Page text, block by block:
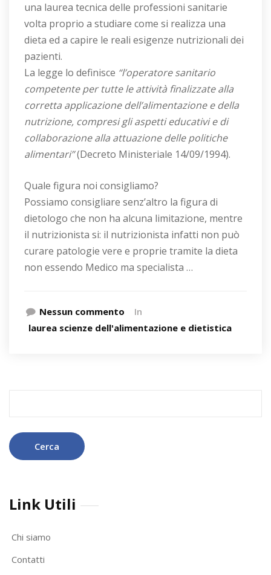
una laurea tecnica delle professioni sanitarie
volta proprio a studiare come si realizza una
dieta ed a capire le reali esigenze nutrizionali dei
pazienti.
La legge lo definisce “l’operatore sanitario
competente per tutte le attività finalizzate alla
corretta applicazione dell’alimentazione e della
nutrizione, compresi gli aspetti educativi e di
collaborazione alla attuazione delle politiche
alimentari”(Decreto Ministeriale 14/09/1994).
Quale figura noi consigliamo?
Possiamo consigliare senz’altro la figura di
dietologo che non ha alcuna limitazione, mentre
il nutrizionista si: il nutrizionista infatti non può
curare patologie vere e proprie tramite la dieta
non essendo Medico ma specialista …
Nessun commento
In
laurea scienze dell'alimentazione e dietistica
Link Utili
Chi siamo
Contatti